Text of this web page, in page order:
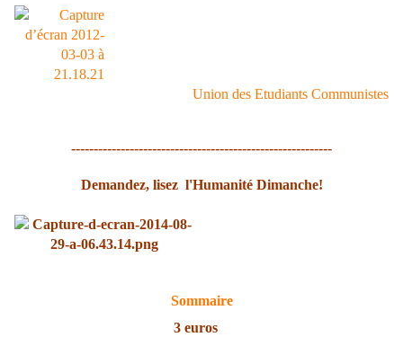
Union des Etudiants Communistes
----------------------------------------------------------
Demandez, lisez l'Humanité Dimanche!
Sommaire
3 euros